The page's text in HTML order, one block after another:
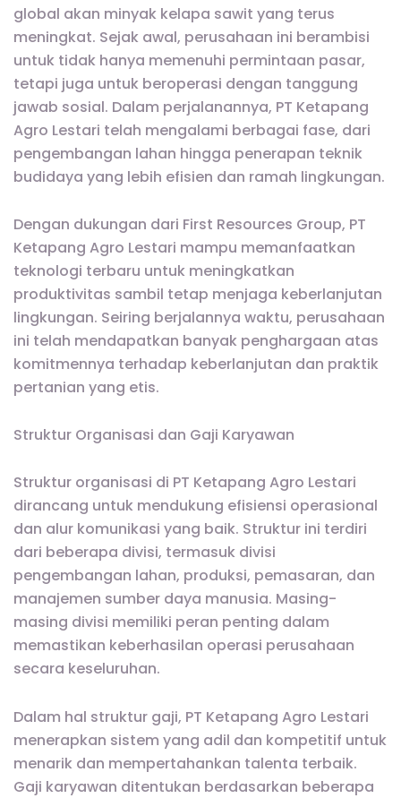
global akan minyak kelapa sawit yang terus
meningkat. Sejak awal, perusahaan ini berambisi
untuk tidak hanya memenuhi permintaan pasar,
tetapi juga untuk beroperasi dengan tanggung
jawab sosial. Dalam perjalanannya, PT Ketapang
Agro Lestari telah mengalami berbagai fase, dari
pengembangan lahan hingga penerapan teknik
budidaya yang lebih efisien dan ramah lingkungan.
Dengan dukungan dari First Resources Group, PT
Ketapang Agro Lestari mampu memanfaatkan
teknologi terbaru untuk meningkatkan
produktivitas sambil tetap menjaga keberlanjutan
lingkungan. Seiring berjalannya waktu, perusahaan
ini telah mendapatkan banyak penghargaan atas
komitmennya terhadap keberlanjutan dan praktik
pertanian yang etis.
Struktur Organisasi dan Gaji Karyawan
Struktur organisasi di PT Ketapang Agro Lestari
dirancang untuk mendukung efisiensi operasional
dan alur komunikasi yang baik. Struktur ini terdiri
dari beberapa divisi, termasuk divisi
pengembangan lahan, produksi, pemasaran, dan
manajemen sumber daya manusia. Masing-
masing divisi memiliki peran penting dalam
memastikan keberhasilan operasi perusahaan
secara keseluruhan.
Dalam hal struktur gaji, PT Ketapang Agro Lestari
menerapkan sistem yang adil dan kompetitif untuk
menarik dan mempertahankan talenta terbaik.
Gaji karyawan ditentukan berdasarkan beberapa